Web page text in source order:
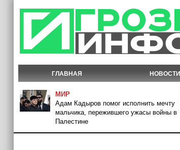
ГЛАВНАЯ НОВОСТИ
МИР
Адам Кадыров помог исполнить мечту
мальчика, пережившего ужасы войны в
Палестине